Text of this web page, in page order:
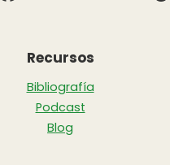
Recursos
Bibliografía
Podcast
Blog